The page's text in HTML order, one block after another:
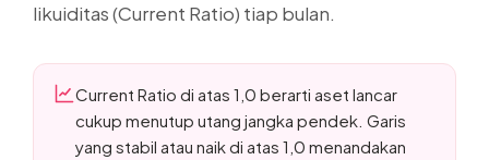
likuiditas (Current Ratio) tiap bulan.
Current Ratio di atas 1,0 berarti aset lancar
cukup menutup utang jangka pendek. Garis
yang stabil atau naik di atas 1,0 menandakan